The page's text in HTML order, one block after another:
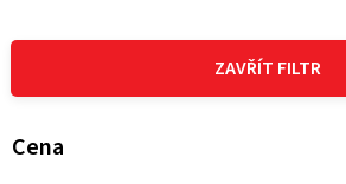
ZAVŘÍT FILTR
Cena
V
p
i